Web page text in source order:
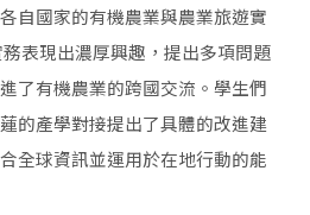
自國家的有機農業與農業旅遊實
表現出濃厚興趣，提出多項問題
了有機農業的跨國交流。學生們
的產學對接提出了具體的改進建
全球資訊並運用於在地行動的能